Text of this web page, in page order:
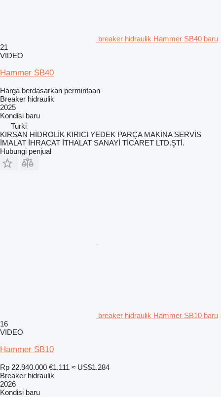
breaker hidraulik Hammer SB40 baru
21
VIDEO
Hammer SB40
Harga berdasarkan permintaan
Breaker hidraulik
2025
Kondisi baru
Turki
KIRSAN HİDROLİK KIRICI YEDEK PARÇA MAKİNA SERVİS
İMALAT İHRACAT İTHALAT SANAYİ TİCARET LTD.ŞTİ.
Hubungi penjual
breaker hidraulik Hammer SB10 baru
16
VIDEO
Hammer SB10
Rp 22.940.000 €1.111 ≈ US$1.284
Breaker hidraulik
2026
Kondisi baru